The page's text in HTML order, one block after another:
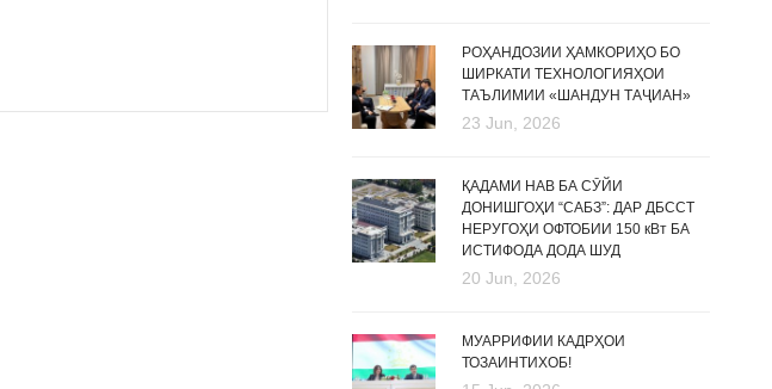
РОҲАНДОЗИИ ҲАМКОРИҲО БО
ШИРКАТИ ТЕХНОЛОГИЯҲОИ
ТАЪЛИМИИ «ШАНДУН ТАҶИАН»
23 Jun, 2026
ҚАДАМИ НАВ БА СӮЙИ
ДОНИШГОҲИ “САБЗ”: ДАР ДБССТ
НЕРУГОҲИ ОФТОБИИ 150 кВт БА
ИСТИФОДА ДОДА ШУД
20 Jun, 2026
МУАРРИФИИ КАДРҲОИ
ТОЗАИНТИХОБ!